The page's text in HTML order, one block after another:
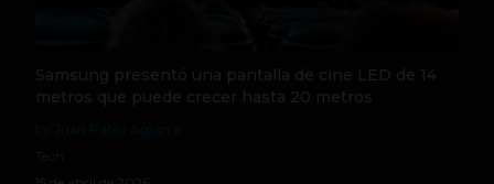
Samsung presentó una pantalla de cine LED de 14
metros que puede crecer hasta 20 metros